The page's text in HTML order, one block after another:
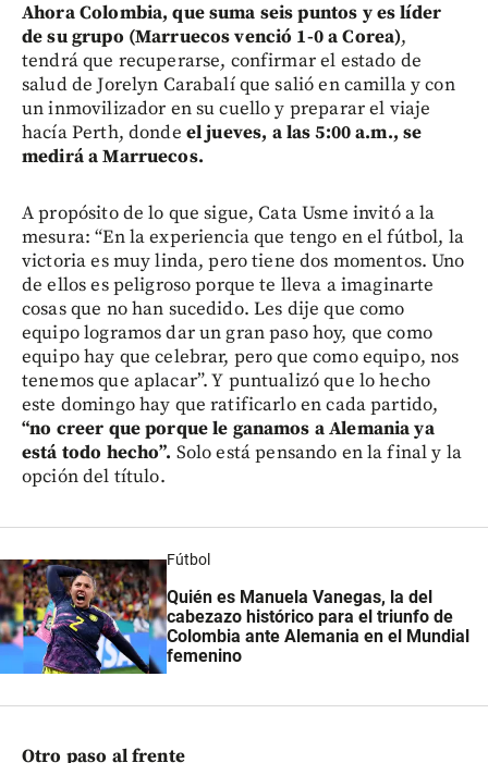
Ahora Colombia, que suma seis puntos y es líder
de su grupo (Marruecos venció 1-0 a Corea),
tendrá que recuperarse, confirmar el estado de
salud de Jorelyn Carabalí que salió en camilla y con
un inmovilizador en su cuello y preparar el viaje
hacía Perth, donde el jueves, a las 5:00 a.m., se
medirá a Marruecos.
A propósito de lo que sigue, Cata Usme invitó a la
mesura: “En la experiencia que tengo en el fútbol, la
victoria es muy linda, pero tiene dos momentos. Uno
de ellos es peligroso porque te lleva a imaginarte
cosas que no han sucedido. Les dije que como
equipo logramos dar un gran paso hoy, que como
equipo hay que celebrar, pero que como equipo, nos
tenemos que aplacar”. Y puntualizó que lo hecho
este domingo hay que ratificarlo en cada partido,
“no creer que porque le ganamos a Alemania ya
está todo hecho”. Solo está pensando en la final y la
opción del título.
Fútbol
Quién es Manuela Vanegas, la del
cabezazo histórico para el triunfo de
Colombia ante Alemania en el Mundial
femenino
Otro paso al frente